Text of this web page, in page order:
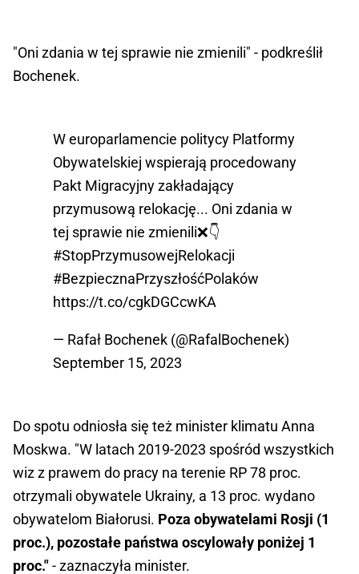
"Oni zdania w tej sprawie nie zmienili" - podkreślił
Bochenek.
W europarlamencie politycy Platformy
Obywatelskiej wspierają procedowany
Pakt Migracyjny zakładający
przymusową relokację... Oni zdania w
tej sprawie nie zmienili❌️👇
#StopPrzymusowejRelokacji
#BezpiecznaPrzyszłośćPolaków
https://t.co/cgkDGCcwKA
— Rafał Bochenek (@RafalBochenek)
September 15, 2023
Do spotu odniosła się też minister klimatu Anna
Moskwa. "W latach 2019-2023 spośród wszystkich
wiz z prawem do pracy na terenie RP 78 proc.
otrzymali obywatele Ukrainy, a 13 proc. wydano
obywatelom Białorusi. Poza obywatelami Rosji (1
proc.), pozostałe państwa oscylowały poniżej 1
proc."- zaznaczyła minister.